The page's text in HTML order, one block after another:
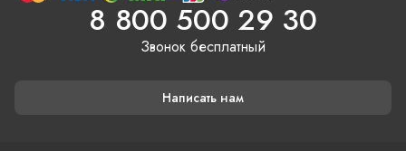
8 800 500 29 30
Звонок бесплатный
Написать нам